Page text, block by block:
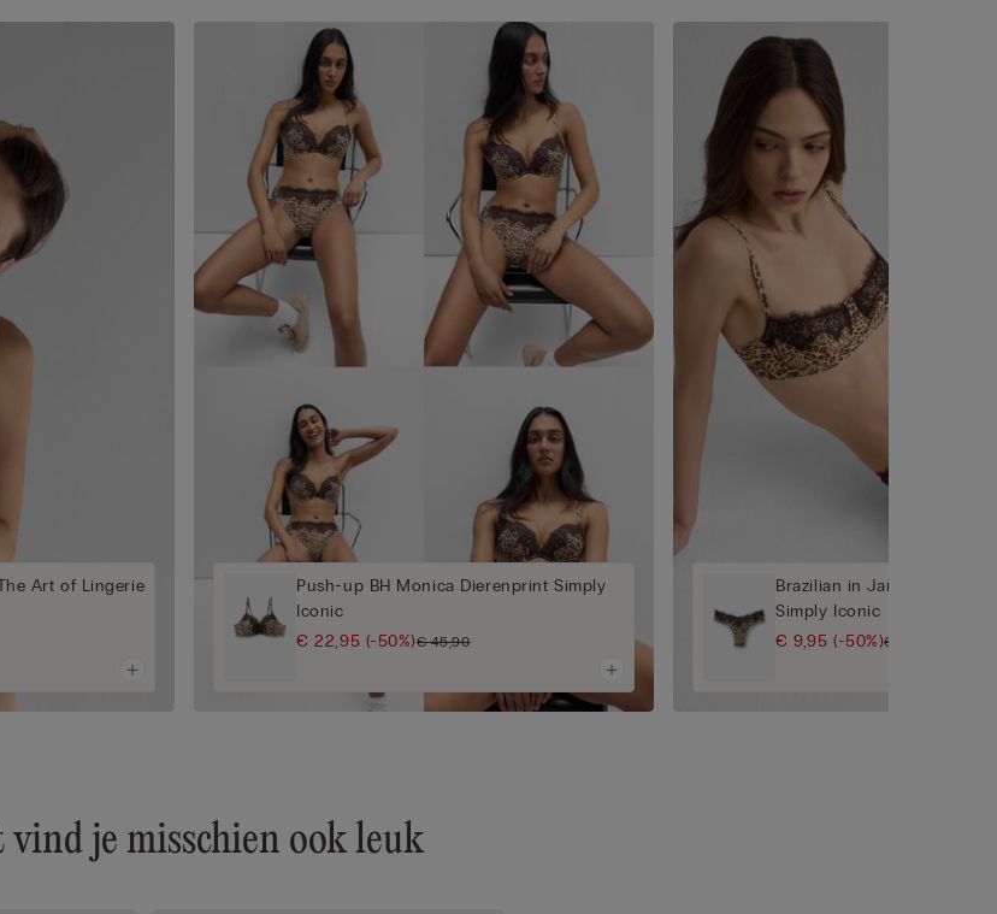
Art of Lingerie
Push-up BH Monica Dierenprint Simply
Iconic
€ 22,95 (-50%)€ 45,90
Brazilian in Jaren '80-Stijl
Simply Iconic
€ 9,95(-50%)€ 19,90
je misschien ook leuk